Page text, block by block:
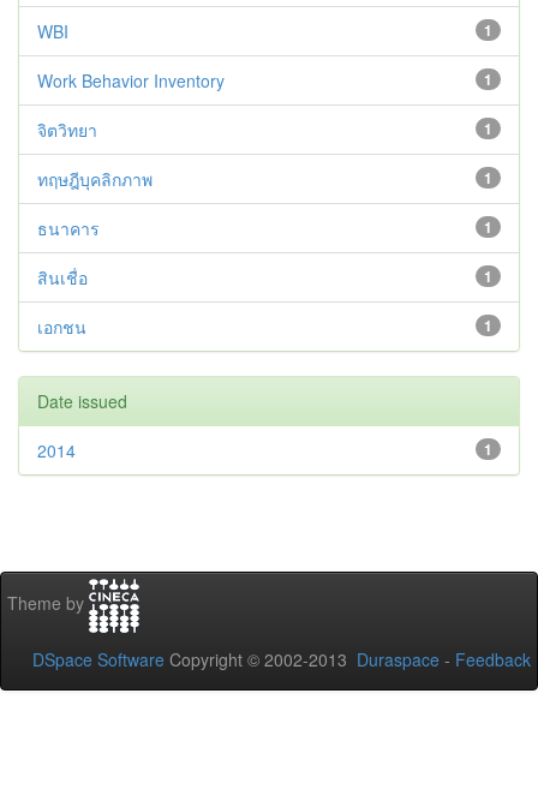
1
WBI
1
Work Behavior Inventory
1
จิตวิทยา
1
ทฤษฎีบุคลิกภาพ
1
ธนาคาร
1
สินเชื่อ
1
เอกชน
Date issued
1
2014
Theme by
DSpace Software Copyright © 2002-2013 Duraspace - Feedback